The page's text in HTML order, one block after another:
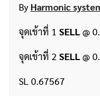
By Harmonic
จุดเข้าที่ 1 SELL@
จุดเข้าที่ 2 SELL@
SL 0.67567